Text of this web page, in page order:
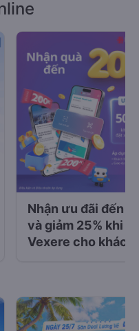
Nhận ưu đãi đến
và giảm 25% khi
Vexere cho khách